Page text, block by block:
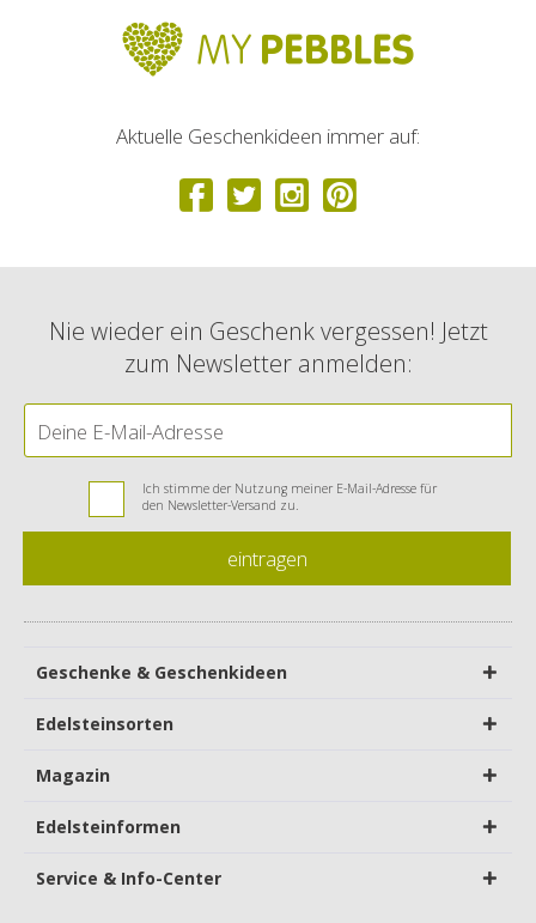
Aktuelle Geschenkideen immer auf:
Nie wieder ein Geschenk vergessen! Jetzt
zum Newsletter anmelden:
Ich stimme der Nutzung meiner E-Mail-Adresse für
den Newsletter-Versand zu.
eintragen
Geschenke & Geschenkideen
Edelsteinsorten
Magazin
Edelsteinformen
Service & Info-Center